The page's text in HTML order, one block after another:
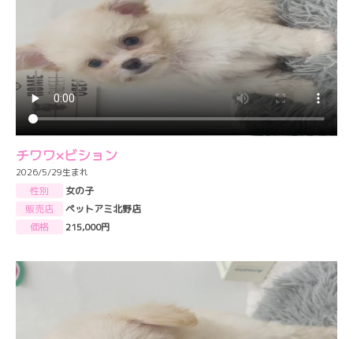
チワワ×ビション
2026/5/29生まれ
性別
女の子
販売店
ペットアミ北野店
価格
215,000円